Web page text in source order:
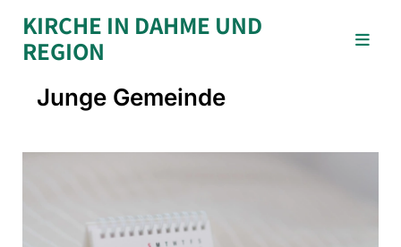
KIRCHE IN DAHME UND
REGION
Junge Gemeinde